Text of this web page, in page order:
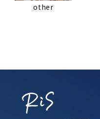
other